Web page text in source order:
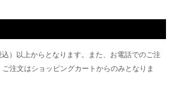
）以上からとなります。また、お電話でのご注
注文はショッピングカートからのみとなりま